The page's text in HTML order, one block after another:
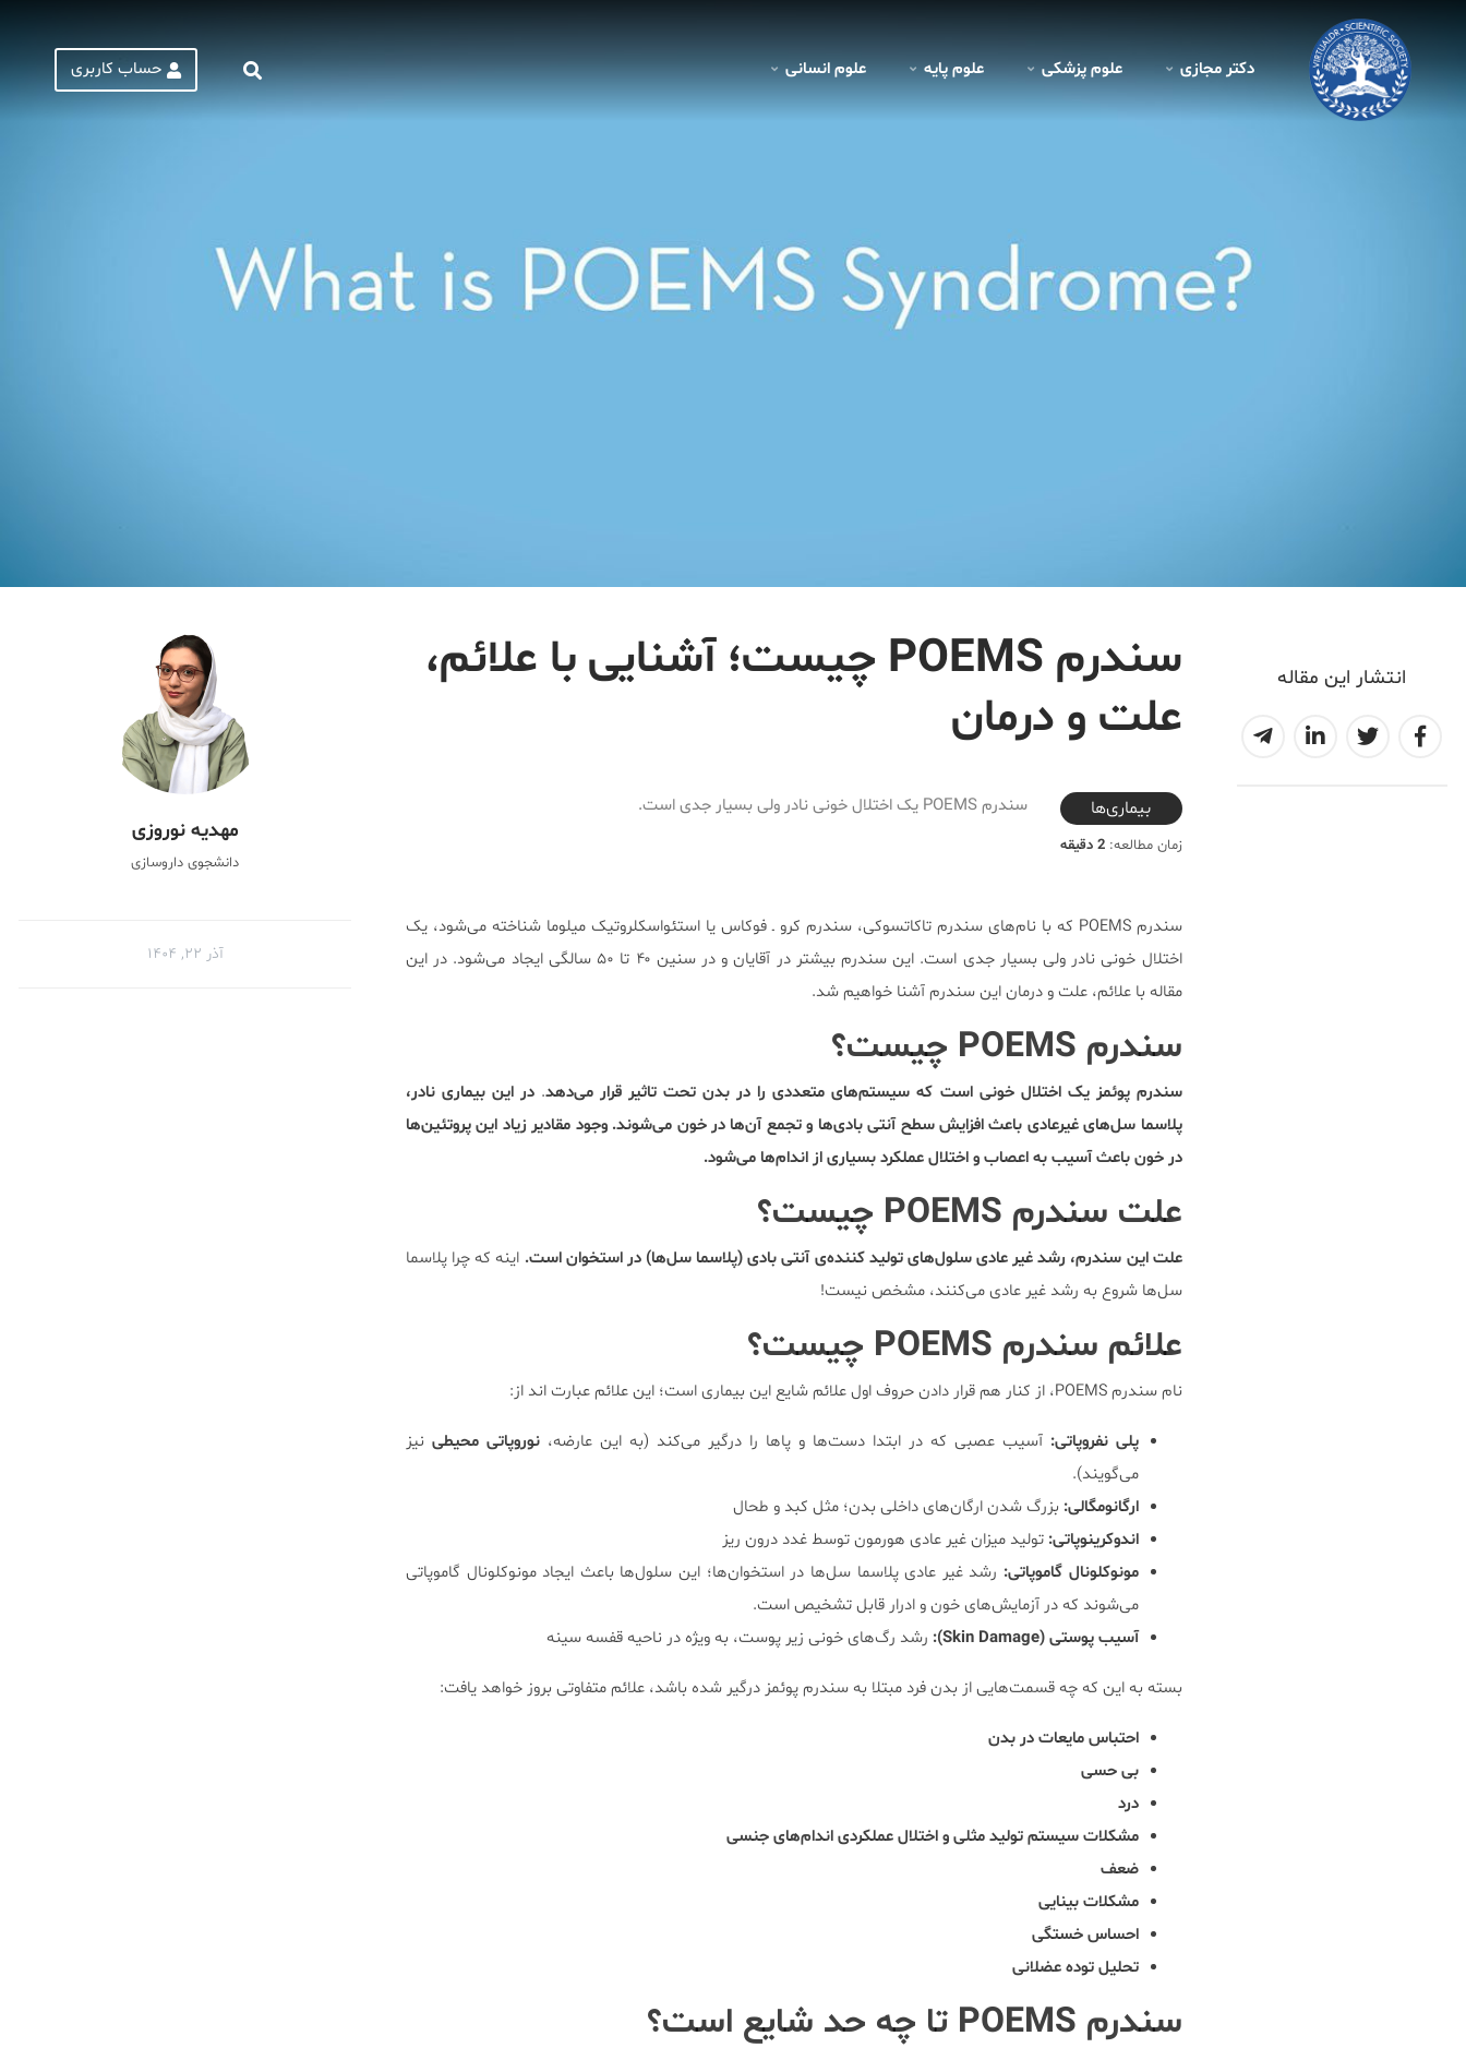
دکتر مجازی علوم پزشکی علوم پايه علوم انسانی حساب کاربری
انتشار این مقاله
سندرم POEMS چیست؛ آشنایی با علائم،
علت و درمان
2025-12-15T11:27:38+03:30
بیماری‌ها
زمان مطالعه:2 دقیقه
سندرم POEMS یک اختلال خونی نادر ولی بسیار جدی است.
سندرم POEMS که با نام‌های سندرم تاکاتسوکی، سندرم کرو ـ فوکاس یا استئواسکلروتیک میلوما شناخته می‌شود، یک
اختلال خونی نادر ولی بسیار جدی است. این سندرم بیشتر در آقایان و در سنین ۴۰ تا ۵۰ سالگی ایجاد می‌شود. در این
مقاله با علائم، علت و درمان این سندرم آشنا خواهیم شد.
سندرم POEMS چیست؟
سندرم پوئمز یک اختلال خونی است که سیستم‌های متعددی را در بدن تحت تاثیر قرار می‌دهد. در این بیماری نادر،
پلاسما سل‌های غیرعادی باعث افزایش سطح آنتی بادی‌ها و تجمع آن‌ها در خون می‌شوند. وجود مقادیر زیاد این پروتئین‌ها
در خون باعث آسیب به اعصاب و اختلال عملکرد بسیاری از اندام‌ها می‌شود.
علت سندرم POEMS چیست؟
علت این سندرم، رشد غیر عادی سلول‌های تولید کننده‌ی آنتی بادی (پلاسما سل‌ها) در استخوان است. اینه که چرا پلاسما
سل‌ها شروع به رشد غیر عادی می‌کنند، مشخص نیست!
علائم سندرم POEMS چیست؟
نام سندرم POEMS، از کنار هم قرار دادن حروف اول علائم شایع این بیماری است؛ این علائم عبارت اند از:
پلی نفروپاتی: آسیب عصبی که در ابتدا دست‌ها و پاها را درگیر می‌کند (به این عارضه،نوروپاتی محیطی نیز
می‌گویند).
ارگانومگالی: بزرگ شدن ارگان‌های داخلی بدن؛ مثل کبد و طحال
اندوکرینوپاتی: تولید میزان غیر عادی هورمون توسط غدد درون ریز
مونوکلونال گاموپاتی: رشد غیر عادی پلاسما سل‌ها در استخوان‌ها؛ این سلول‌ها باعث ایجاد مونوکلونال گاموپاتی
می‌شوند که در آزمایش‌های خون و ادرار قابل تشخیص است.
آسیب پوستی (Skin Damage):
رشد رگ‌های خونی زیر پوست، به ویژه در ناحیه قفسه سینه
بسته به این که چه قسمت‌هایی از بدن فرد مبتلا به سندرم پوئمز درگیر شده باشد، علائم متفاوتی بروز خواهد یافت:
احتباس مایعات در بدن
بی حسی
درد
مشکلات سیستم تولید مثلی و اختلال عملکردی اندام‌های جنسی
ضعف
مشکلات بینایی
احساس خستگی
تحلیل توده عضلانی
سندرم POEMS تا چه حد شایع است؟
مهدیه نوروزی
دانشجوی داروسازی
آذر ۲۲, ۱۴۰۴